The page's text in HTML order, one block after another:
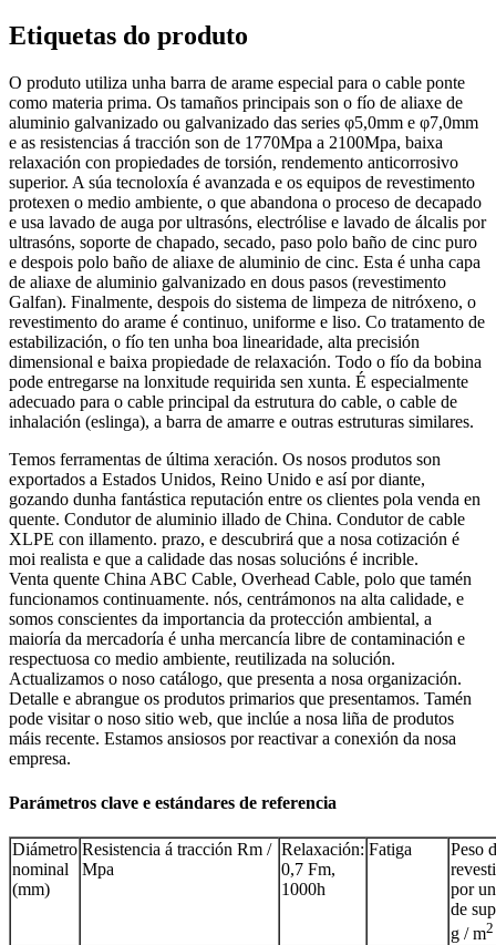
Etiquetas do produto
O produto utiliza unha barra de arame especial para o cable ponte
como materia prima. Os tamaños principais son o fío de aliaxe de
aluminio galvanizado ou galvanizado das series φ5,0mm e φ7,0mm
e as resistencias á tracción son de 1770Mpa a 2100Mpa, baixa
relaxación con propiedades de torsión, rendemento anticorrosivo
superior. A súa tecnoloxía é avanzada e os equipos de revestimento
protexen o medio ambiente, o que abandona o proceso de decapado
e usa lavado de auga por ultrasóns, electrólise e lavado de álcalis por
ultrasóns, soporte de chapado, secado, paso polo baño de cinc puro
e despois polo baño de aliaxe de aluminio de cinc. Esta é unha capa
de aliaxe de aluminio galvanizado en dous pasos (revestimento
Galfan). Finalmente, despois do sistema de limpeza de nitróxeno, o
revestimento do arame é continuo, uniforme e liso. Co tratamento de
estabilización, o fío ten unha boa linearidade, alta precisión
dimensional e baixa propiedade de relaxación. Todo o fío da bobina
pode entregarse na lonxitude requirida sen xunta. É especialmente
adecuado para o cable principal da estrutura do cable, o cable de
inhalación (eslinga), a barra de amarre e outras estruturas similares.
Temos ferramentas de última xeración. Os nosos produtos son
exportados a Estados Unidos, Reino Unido e así por diante,
gozando dunha fantástica reputación entre os clientes pola venda en
quente. Condutor de aluminio illado de China. Condutor de cable
XLPE con illamento. prazo, e descubrirá que a nosa cotización é
moi realista e que a calidade das nosas solucións é incrible.
Venta quente China ABC Cable, Overhead Cable, polo que tamén
funcionamos continuamente. nós, centrámonos na alta calidade, e
somos conscientes da importancia da protección ambiental, a
maioría da mercadoría é unha mercancía libre de contaminación e
respectuosa co medio ambiente, reutilizada na solución.
Actualizamos o noso catálogo, que presenta a nosa organización.
Detalle e abrangue os produtos primarios que presentamos. Tamén
pode visitar o noso sitio web, que inclúe a nosa liña de produtos
máis recente. Estamos ansiosos por reactivar a conexión da nosa
empresa.
Parámetros clave e estándares de referencia
Diámetro
nominal
(mm)
Resistencia á tracción Rm /
Mpa
Relaxación:
0,7 Fm,
1000h
Fatiga
Peso
por
de
g / m2